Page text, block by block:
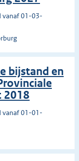
vanaf 01-03-
bijstand en
2018
vanaf 01-01-